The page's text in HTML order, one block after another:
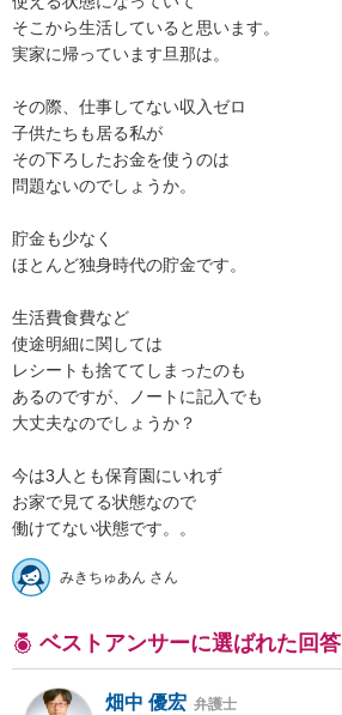
そこから生活していると思います。
実家に帰っています旦那は。
その際、仕事してない収入ゼロ
子供たちも居る私が
その下ろしたお金を使うのは
問題ないのでしょうか。
貯金も少なく
ほとんど独身時代の貯金です。
生活費食費など
使途明細に関しては
レシートも捨ててしまったのも
あるのですが、ノートに記入でも
大丈夫なのでしょうか？
今は3人とも保育園にいれず
お家で見てる状態なので
働けてない状態です。。
みきちゅあん さん
ベストアンサーに選ばれた回答
畑中 優宏 弁護士